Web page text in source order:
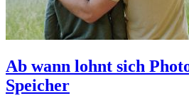
Ab wann lohnt sich
Speicher